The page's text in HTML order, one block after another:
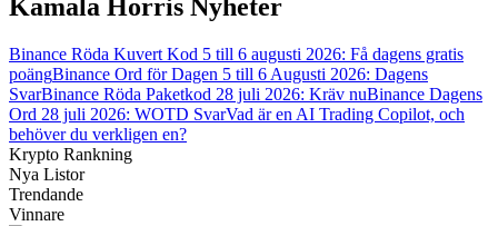
Handelsstrategier
Kamala Horris Nyheter
Binance Röda Kuvert Kod 5 till 6 augusti 2026: Få dagens gratis
poängBinance Ord för Dagen 5 till 6 Augusti 2026: Dagens
SvarBinance Röda Paketkod 28 juli 2026: Kräv nuBinance Dagens
Ord 28 juli 2026: WOTD SvarVad är en AI Trading Copilot, och
behöver du verkligen en?
Krypto Rankning
Nya Listor
Trendande
Vinnare